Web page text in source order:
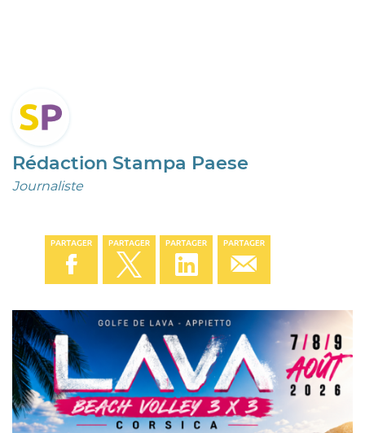
Rédaction Stampa Paese
Journaliste